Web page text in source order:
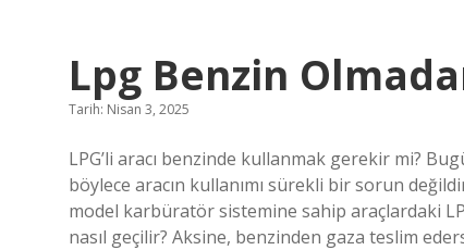
Lpg Benzin
Tarih: Nisan 3, 2025
LPG’li aracı benzinde kullanmak gerekir mi?
böylece aracın kullanımı sürekli bir sorun
model karbüratör sistemine sahip araçlardaki
nasıl geçilir? Aksine, benzinden gaza teslim